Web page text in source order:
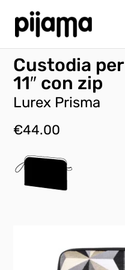
Custodia
11″ con zip
Lurex Prisma
€44.00